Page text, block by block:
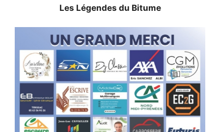
Les Légendes du Bitume